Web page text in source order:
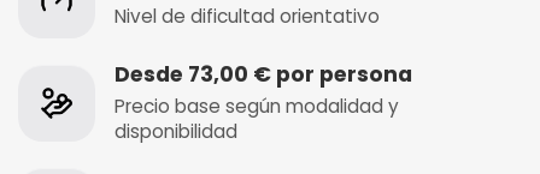
Nivel de dificultad orientativo
Desde 73,00 € por persona
Precio base según modalidad y
disponibilidad